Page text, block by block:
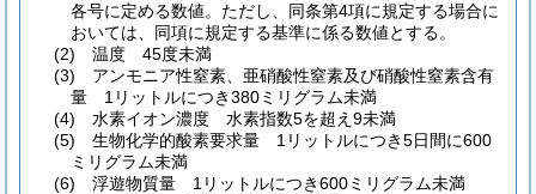
各号に定める数値。 ただし、同条第4項に規定する場合に
おいては、同項に規定する基準に係る数値とする。
(2)
温度 45度未満
(3)
アンモニア性窒素、亜硝酸性窒素及び硝酸性窒素含有
量 1リットルにつき380ミリグラム未満
(4)
水素イオン濃度 水素指数5を超え9未満
(5)
生物化学的酸素要求量 1リットルにつき5日間に600
ミリグラム未満
(6)
浮遊物質量 1リットルにつき600ミリグラム未満